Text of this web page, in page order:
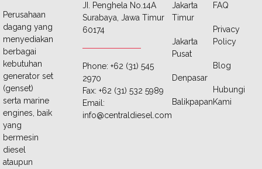
Perusahaan
dagang yang
menyediakan
berbagai
kebutuhan
generator set
(genset)
serta marine
engines, baik
yang
bermesin
diesel
ataupun
JI. Penghela No.14A
Surabaya, Jawa Timur
60174
Phone: +62 (31) 545
2970
Fax: +62 (31) 532 5989
Email:
info@centraldiesel.com
Jakarta
Timur
Jakarta
Pusat
Denpasar
Balikpapan
FAQ
Privacy
Policy
Blog
Hubungi
Kami